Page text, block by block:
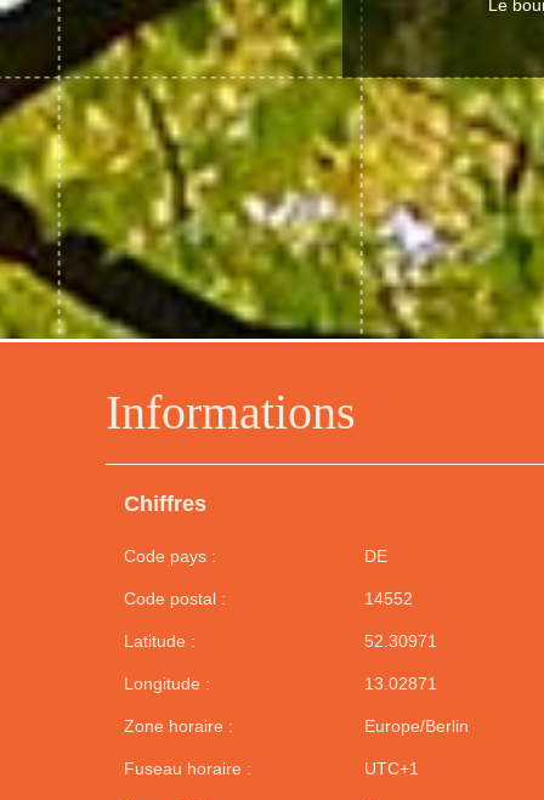
Informations
Chiffres
Code pays : DE
Code postal : 14552
Latitude : 52.30971
Longitude : 13.02871
Zone horaire : Europe/Berlin
Fuseau horaire : UTC+1
Le